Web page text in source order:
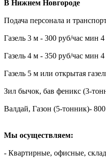
В Нижнем Новгороде
Подача персонала и
Газель 3 м - 300 руб/час мин 4
Газель 4 м - 350 руб/час мин 4
Газель 5 м или открытая
Зил бычок, бав феникс (3-
Валдай, Газон (5-тонник)-
Мы осуществляем:
- Квартирные, офисные,